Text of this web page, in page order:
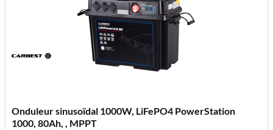
Onduleur sinusoïdal 1000W, LiFePO4 PowerStation
1000, 80Ah, , MPPT